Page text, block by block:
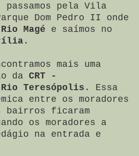
passamos pela Vila
Dom Pedro II onde
Rio Magé e saímos no
.
mais uma
da CRT -
Teresópolis . Essa
entre os moradores
bairros ficaram
os moradores a
na entrada e